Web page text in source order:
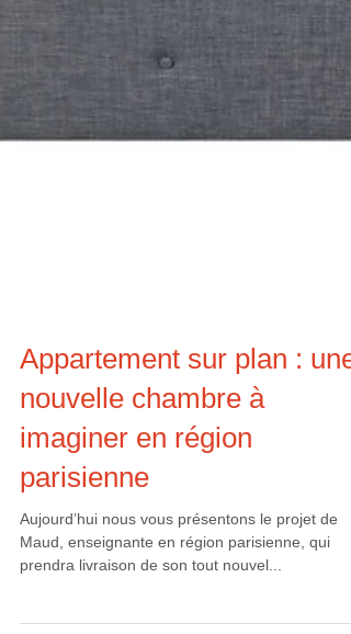
Appartement sur plan : une
nouvelle chambre à
imaginer en région
parisienne
Maud, enseignante en région parisienne, qui